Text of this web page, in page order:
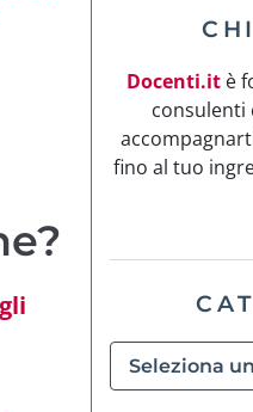
Docenti.it è
consulenti
fino al tuo